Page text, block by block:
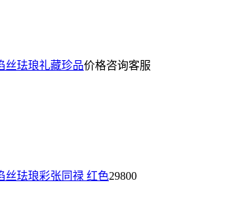
丝珐琅礼藏珍品价格咨询客服
丝珐琅彩张同禄 红色29800